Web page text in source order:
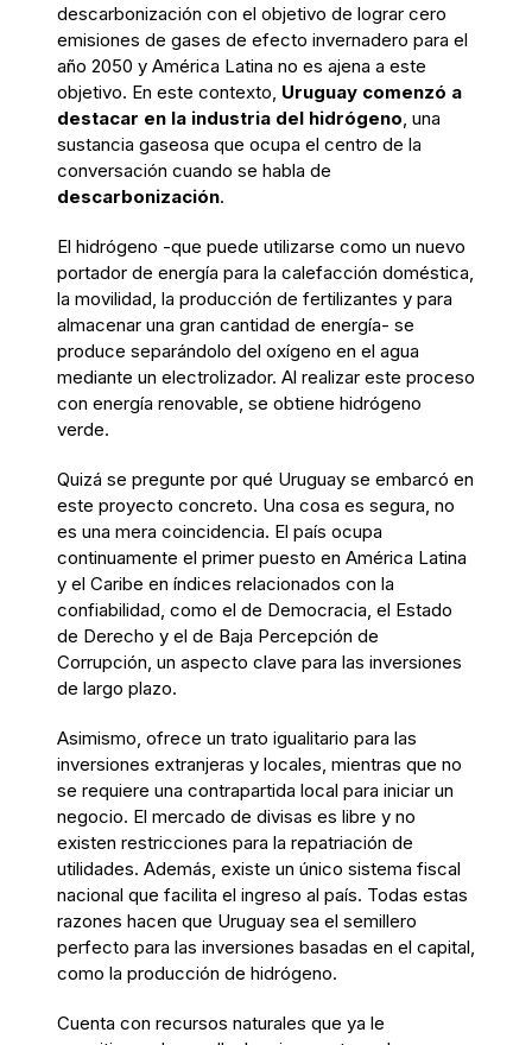
descarbonización con el objetivo de lograr cero
emisiones de gases de efecto invernadero para el
año 2050 y América Latina no es ajena a este
objetivo. En este contexto, Uruguay comenzó a
destacar en la industria del hidrógeno, una
sustancia gaseosa que ocupa el centro de la
conversación cuando se habla de
descarbonización.
El hidrógeno -que puede utilizarse como un nuevo
portador de energía para la calefacción doméstica,
la movilidad, la producción de fertilizantes y para
almacenar una gran cantidad de energía- se
produce separándolo del oxígeno en el agua
mediante un electrolizador. Al realizar este proceso
con energía renovable, se obtiene hidrógeno
verde.
Quizá se pregunte por qué Uruguay se embarcó en
este proyecto concreto. Una cosa es segura, no
es una mera coincidencia. El país ocupa
continuamente el primer puesto en América Latina
y el Caribe en índices relacionados con la
confiabilidad, como el de Democracia, el Estado
de Derecho y el de Baja Percepción de
Corrupción, un aspecto clave para las inversiones
de largo plazo.
Asimismo, ofrece un trato igualitario para las
inversiones extranjeras y locales, mientras que no
se requiere una contrapartida local para iniciar un
negocio. El mercado de divisas es libre y no
existen restricciones para la repatriación de
utilidades. Además, existe un único sistema fiscal
nacional que facilita el ingreso al país. Todas estas
razones hacen que Uruguay sea el semillero
perfecto para las inversiones basadas en el capital,
como la producción de hidrógeno.
Cuenta con recursos naturales que ya le